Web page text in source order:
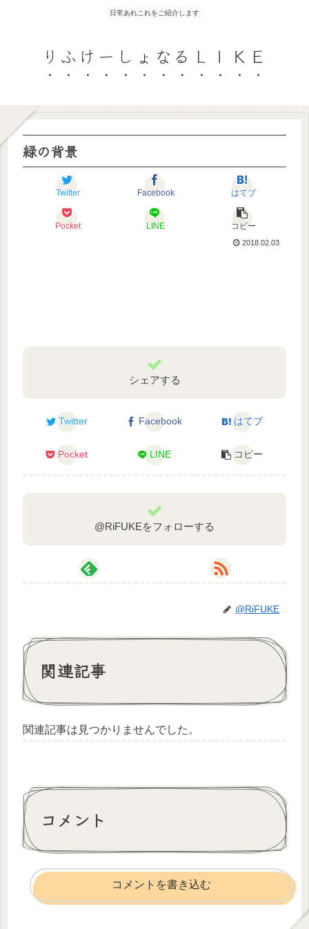
日常あれこれをご紹介します
りふけーしょなるＬＩＫＥ
緑の背景
Twitter Facebook はてブ
Pocket LINE コピー
2018.02.03
シェアする
Twitter Facebook はてブ
Pocket LINE コピー
@RiFUKEをフォローする
@RiFUKE
関連記事
関連記事は見つかりませんでした。
コメント
コメントを書き込む